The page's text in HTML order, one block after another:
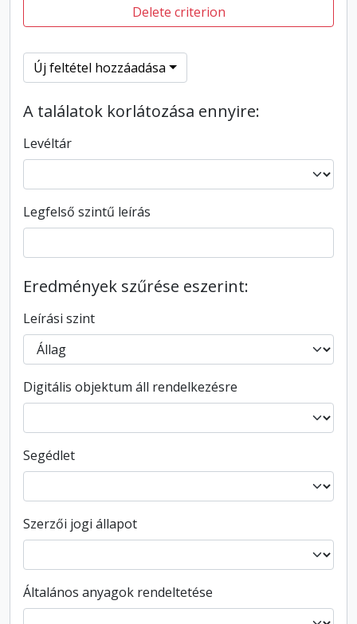
Delete criterion
Új feltétel hozzáadása
A találatok korlátozása ennyire:
Levéltár
Legfelső szintű leírás
Eredmények szűrése eszerint:
Leírási szint
Digitális objektum áll rendelkezésre
Segédlet
Szerzői jogi állapot
Általános anyagok rendeltetése